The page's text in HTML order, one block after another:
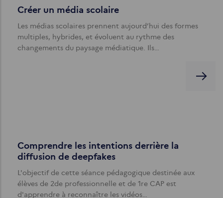
Créer un média scolaire
Les médias scolaires prennent aujourd’hui des formes
multiples, hybrides, et évoluent au rythme des
changements du paysage médiatique. Ils…
Comprendre les intentions derrière la
diffusion de deepfakes
L'objectif de cette séance pédagogique destinée aux
élèves de 2de professionnelle et de 1re CAP est
d'apprendre à reconnaître les vidéos…